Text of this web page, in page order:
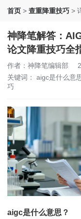
首页 > 查重降重技巧 >
神降笔解答：
论文降重技巧全
作者：神降笔编辑部
关键词： aigc是什么意
巧
aigc是什么意思？